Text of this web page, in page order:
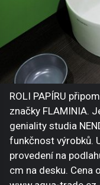
ROLI PAPÍRU
značky FLAMINIA.
geniality studia
funkčnost výrobků.
provedení na
cm na desku. Cena